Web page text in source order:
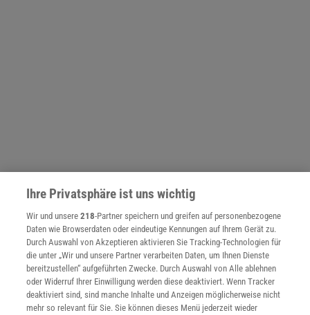
NACH OBEN
Für Sie im Spektrum-Shop und am Kiosk:
Ihre Privatsphäre ist uns wichtig
Wir und unsere218-Partner speichern und greifen auf personenbezogene
Daten wie Browserdaten oder eindeutige Kennungen auf Ihrem Gerät zu.
Durch Auswahl von Akzeptieren aktivieren Sie Tracking-Technologien für
die unter „Wir und unsere Partner verarbeiten Daten, um Ihnen Dienste
bereitzustellen“ aufgeführten Zwecke. Durch Auswahl von Alle ablehnen
oder Widerruf Ihrer Einwilligung werden diese deaktiviert. Wenn Tracker
deaktiviert sind, sind manche Inhalte und Anzeigen möglicherweise nicht
mehr so relevant für Sie. Sie können dieses Menü jederzeit wieder